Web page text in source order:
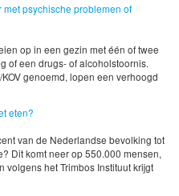
psychische problemen of
op in een gezin met één of twee
of een drugs- of alcoholstoornis.
genoemd, lopen een verhoogd
eten?
van de Nederlandse bevolking tot
Dit komt neer op 550.000 mensen,
volgens het Trimbos Instituut krijgt